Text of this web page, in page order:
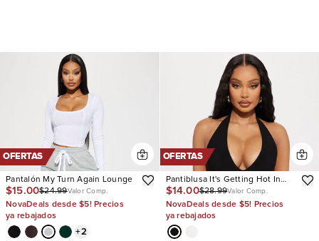
OFERTAS
Pantalón My Turn Again Lounge
$15.00$24.99Valor Comp.
NovaDeals desde $5! Precios
ya rebajados
+2
OFERTAS
Pantiblusa It's Getting Hot In
Here
$14.00$28.99Valor Comp.
NovaDeals desde $5! Precios
ya rebajados